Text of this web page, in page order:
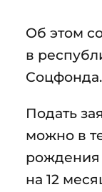
Об этом
в
Соцфонда.
Подать
можно в
рождения
на 12